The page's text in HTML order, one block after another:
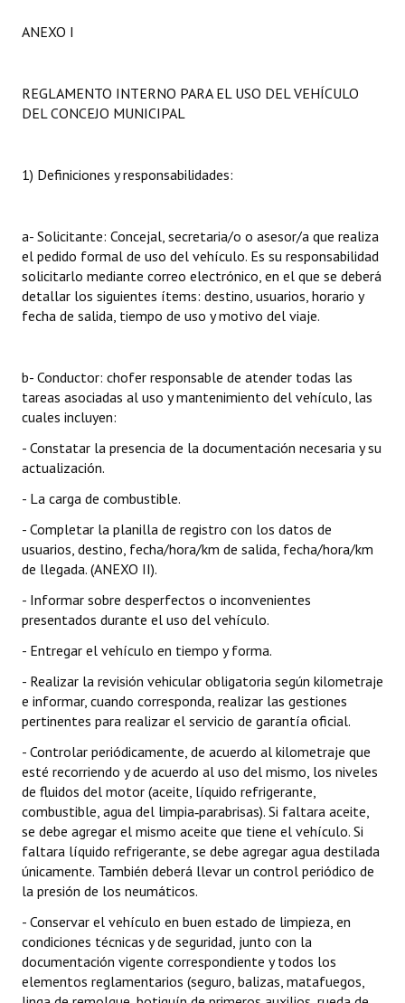
ANEXO I
REGLAMENTO INTERNO PARA EL USO DEL VEHÍCULO
DEL CONCEJO MUNICIPAL
1) Definiciones y responsabilidades:
a- Solicitante: Concejal, secretaria/o o asesor/a que realiza
el pedido formal de uso del vehículo. Es su responsabilidad
solicitarlo mediante correo electrónico, en el que se deberá
detallar los siguientes ítems: destino, usuarios, horario y
fecha de salida, tiempo de uso y motivo del viaje.
b- Conductor: chofer responsable de atender todas las
tareas asociadas al uso y mantenimiento del vehículo, las
cuales incluyen:
- Constatar la presencia de la documentación necesaria y su
actualización.
- La carga de combustible.
- Completar la planilla de registro con los datos de
usuarios, destino, fecha/hora/km de salida, fecha/hora/km
de llegada. (ANEXO II).
- Informar sobre desperfectos o inconvenientes
presentados durante el uso del vehículo.
- Entregar el vehículo en tiempo y forma.
- Realizar la revisión vehicular obligatoria según kilometraje
e informar, cuando corresponda, realizar las gestiones
pertinentes para realizar el servicio de garantía oficial.
- Controlar periódicamente, de acuerdo al kilometraje que
esté recorriendo y de acuerdo al uso del mismo, los niveles
de fluidos del motor (aceite, líquido refrigerante,
combustible, agua del limpia‐parabrisas). Si faltara aceite,
se debe agregar el mismo aceite que tiene el vehículo. Si
faltara líquido refrigerante, se debe agregar agua destilada
únicamente. También deberá llevar un control periódico de
la presión de los neumáticos.
- Conservar el vehículo en buen estado de limpieza, en
condiciones técnicas y de seguridad, junto con la
documentación vigente correspondiente y todos los
elementos reglamentarios (seguro, balizas, matafuegos,